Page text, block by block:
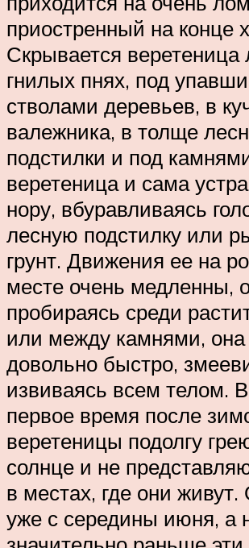
приостренный на конце
Скрывается веретеница
гнилых пнях, под
стволами деревьев, в
валежника, в толще
подстилки и под
веретеница и сама
нору, вбуравливаясь
лесную подстилку или
грунт. Движения ее на
месте очень медленны,
пробираясь среди
или между камнями, она
довольно быстро,
извиваясь всем телом.
первое время после
веретеницы подолгу
солнце и не
в местах, где они живут.
уже с середины июня, а